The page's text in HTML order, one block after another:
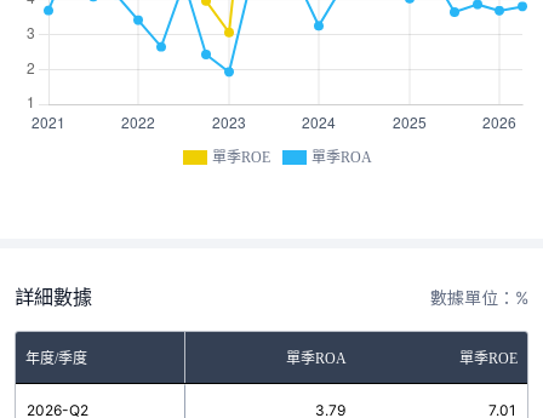
單季ROE 單季ROA
詳細數據 數據單位：%
年度/季度 單季ROA 單季ROE
2026-Q2 3.79 7.01